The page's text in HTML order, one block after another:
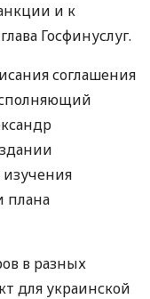
и к
Госфинуслуг.
соглашения
плана
в разных
для украинской